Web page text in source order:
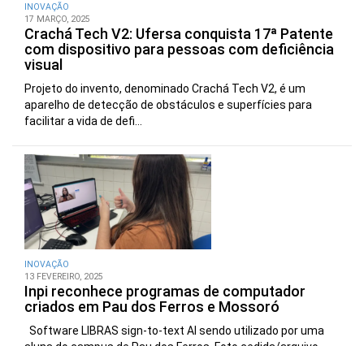
INOVAÇÃO
17 MARÇO, 2025
Crachá Tech V2: Ufersa conquista 17ª Patente
com dispositivo para pessoas com deficiência
visual
Projeto do invento, denominado Crachá Tech V2, é um
aparelho de detecção de obstáculos e superfícies para
facilitar a vida de defi...
INOVAÇÃO
13 FEVEREIRO, 2025
Inpi reconhece programas de computador
criados em Pau dos Ferros e Mossoró
Software LIBRAS sign-to-text AI sendo utilizado por uma